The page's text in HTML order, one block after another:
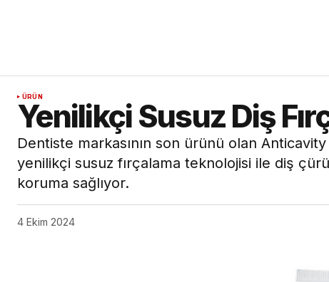
ÜRÜN
Yenilikçi Susuz Diş
Dentiste markasının son ürünü olan
yenilikçi susuz fırçalama teknolojisi ile diş
koruma sağlıyor.
4 Ekim 2024